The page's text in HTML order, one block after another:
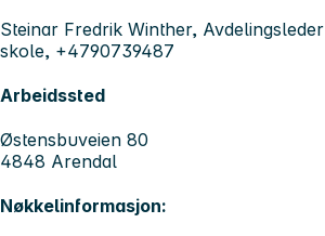
Steinar Fredrik Winther, Avdelingsleder
skole, +4790739487
Arbeidssted
Østensbuveien 80
4848 Arendal
Nøkkelinformasjon: